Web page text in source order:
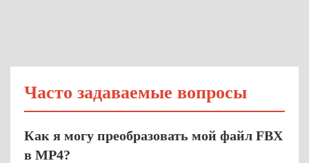
Часто задаваемые вопросы
Как я могу преобразовать мой файл FBX
в MP4?